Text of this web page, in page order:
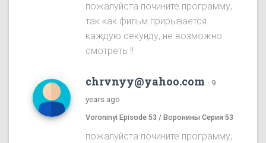
пожалуйста почините программу,
так как фильм прирывается
каждую секунду, не возможно
смотреть !!
chrvnyy@yahoo.com · 9
years ago
Voroninyi Episode 53 / Воронины Серия 53
пожалуйста почините программу,